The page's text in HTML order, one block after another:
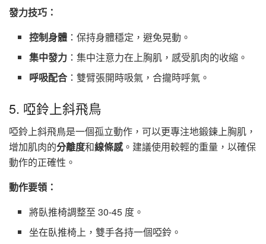
發力技巧：
控制身體 ：保持身體穩定，避免晃動。
集中發力 ：集中注意力在上胸肌，感受肌肉的收縮。
呼吸配合 ：雙臂張開時吸氣，合攏時呼氣。
5. 啞鈴上斜飛鳥
啞鈴上斜飛鳥是一個孤立動作，可以更專注地鍛鍊上胸肌，
增加肌肉的分離度和線條感。建議使用較輕的重量，以確保
動作的正確性。
動作要領：
將臥推椅調整至 30-45 度。
坐在臥推椅上，雙手各持一個啞鈴。